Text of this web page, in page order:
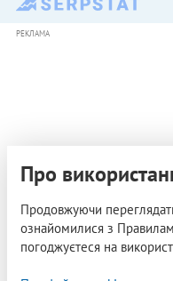
РЕКЛАМА
Про
Продовжуючи
ознайомилися з
погоджуєтеся на